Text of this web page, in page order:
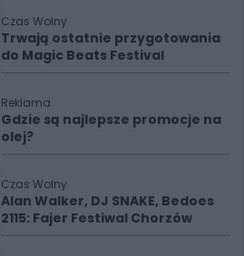
Czas Wolny
Trwają ostatnie przygotowania
do Magic Beats Festival
Reklama
Gdzie są najlepsze promocje na
olej?
Czas Wolny
Alan Walker, DJ SNAKE, Bedoes
2115: Fajer Festiwal Chorzów